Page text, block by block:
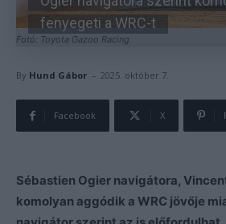
Fotó: Toyota Gazoo Racing
fenyegeti a WRC-t
By Hund Gábor - 2025. október 7.
Facebook X
Sébastien Ogier navigátora,
komolyan aggódik a WRC jövője